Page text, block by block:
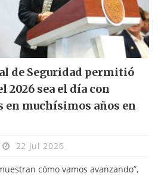
de Seguridad permitió
2026 sea el día con
muchísimos años en
22 Jul 2026
cómo vamos avanzando”,